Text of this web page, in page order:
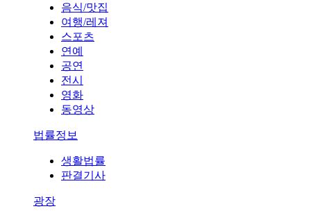
음식/맛집
여행/레져
스포츠
연예
공연
전시
영화
동영상
법률정보
생활법률
판결기사
광장